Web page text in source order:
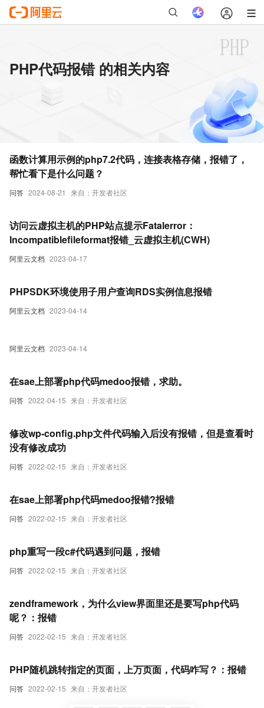
PHP代码报错 的相关内容
问答 2024-08-21 来自：开发者社区
函数计算用示例的php7.2代码，连接表格存储，报错了，
帮忙看下是什么问题？
阿里云文档 2023-04-17
访问云虚拟主机的PHP站点提示Fatalerror：
Incompatiblefileformat报错_云虚拟主机(CWH)
阿里云文档 2023-04-14
PHPSDK环境使用子用户查询RDS实例信息报错
阿里云文档 2023-04-14
问答 2022-04-15 来自：开发者社区
在sae上部署php代码medoo报错，求助。
问答 2022-02-15 来自：开发者社区
修改wp-config.php文件代码输入后没有报错，但是查看时
没有修改成功
问答 2022-02-15 来自：开发者社区
在sae上部署php代码medoo报错?报错
问答 2022-02-15 来自：开发者社区
php重写一段c#代码遇到问题，报错
问答 2022-02-15 来自：开发者社区
zendframework，为什么view界面里还是要写php代码
呢？：报错
问答 2022-02-15 来自：开发者社区
PHP随机跳转指定的页面，上万页面，代码咋写？：报错